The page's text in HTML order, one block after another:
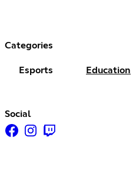
Categories
Esports Education
Social